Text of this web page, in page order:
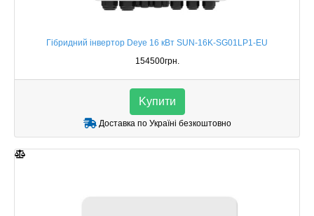
Гібридний інвертор Deye 16 кВт SUN-16K-SG01LP1-EU
154500грн.
Kупити
Доставка по Україні безкоштовно